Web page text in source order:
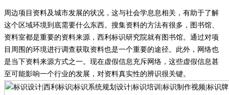
周边项目资料及城市发展的状况，这与社会学息息相关，有助于了解
这个区域环境到底需要什么东西。搜集资料的方法有很多，图书馆、
资料室都是重要的资料来源，西利标识研究院就有图书馆。通过对项
目周围的环境进行调查获取资料也是一个重要的途径。此外，网络也
是当下资料来源方式之一。现在虚假信息充斥网络，这些虚假信息甚
至可能影响一个行业的发展，对资料真实性的辨识很关键。